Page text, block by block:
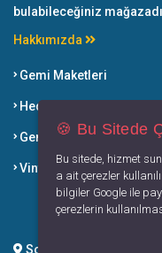
bulabileceğiniz
Hakkımızda
Gemi Maketleri
Hediyelik Eşyalar
Gemi Söküm Ürünleri
Vintage Ürünler
Soğucak Mah. Davutlar
🍪 Bu Sitede
Bu sitede, hizmet
a ait çerezler
bilgiler Google ile
çerezlerin